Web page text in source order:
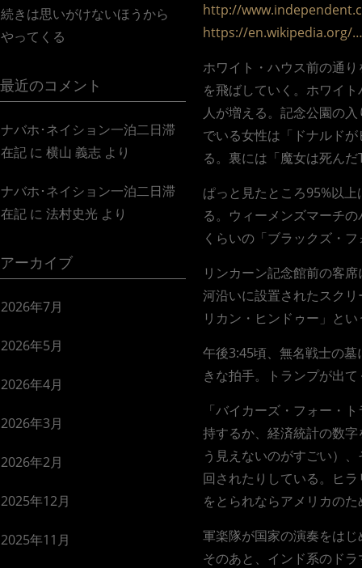
http://
https://en.wikipedia.org/
ホワイト・ハウス前の通
を飛ばしていく。ホワイ
人が増える。記念公園の
でいる女性は「ドナルド
る。裏には「魔女は死ん
ぱっと見たところ95%以
る。ウィーメンズマーチ
くらいの「ブラックズ・
リンカーン記念館前の客
河沿いに設置されたスク
リカン・ヒンドゥー」と
午後3:45頃、無名戦士の
きな拍手。トランプが出
「バイカーズ・フォー・
持するか、経済統計の数
う見えないのがすごい）
回されたりしている。ヒ
をとられならアメリカの
軍楽隊が国家の演奏をは
そのあと、インド系のド
続きは思いがけないほうから
やってくる
最近のコメント
ナバホ･ネイション一泊二日滞
在記 に 横山 義志 より
ナバホ･ネイション一泊二日滞
在記 に 法村史光 より
アーカイブ
2026年7月
2026年5月
2026年4月
2026年3月
2026年2月
2025年12月
2025年11月